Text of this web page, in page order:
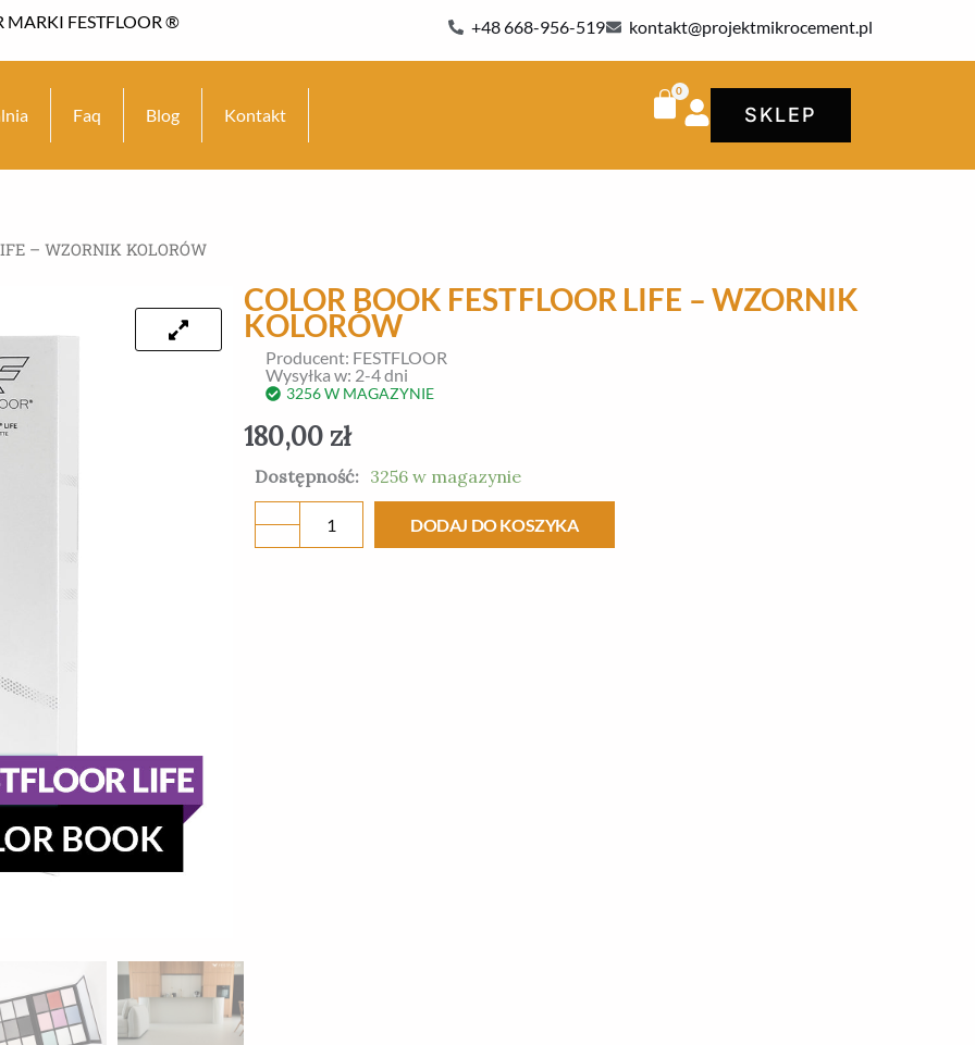
MARKI FESTFLOOR ® +48 668-956-519 kontakt@projektmikrocement.pl
Faq Blog Kontakt SKLEP
– WZORNIK KOLORÓW
COLOR BOOK FESTFLOOR LIFE – WZORNIK
KOLORÓW
Producent: FESTFLOOR
Wysyłka w: 2-4 dni
3256 W MAGAZYNIE
180,00 zł
Dostępność: 3256 w magazynie
ilość
COLOR
BOOK
DODAJ DO KOSZYKA